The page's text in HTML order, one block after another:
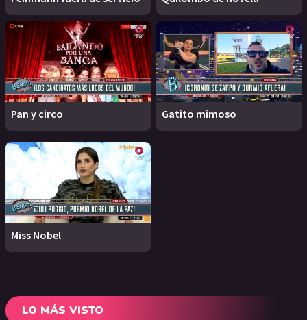
Pan y circo Gatito mimoso
Miss Nobel
LO MÁS VISTO